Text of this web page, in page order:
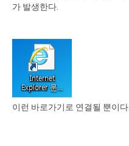
가 발생한다.
이런 바로가기로 연결될 뿐이다.